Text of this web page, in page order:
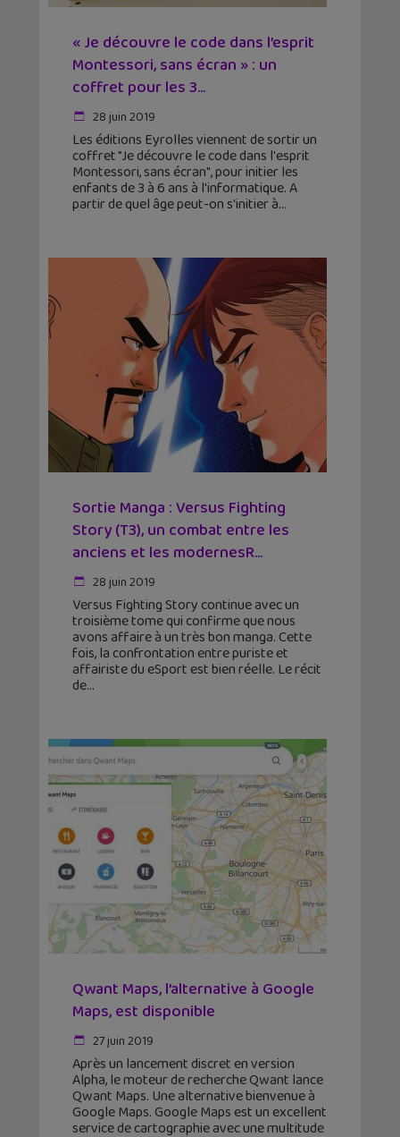
« Je découvre le code dans l’esprit
Montessori, sans écran » : un
coffret pour les 3...
28 juin 2019
Les éditions Eyrolles viennent de sortir un
coffret "Je découvre le code dans l'esprit
Montessori, sans écran", pour initier les
enfants de 3 à 6 ans à l'informatique. A
partir de quel âge peut-on s'initier à
Sortie Manga : Versus Fighting
Story (T3), un combat entre les
anciens et les modernesR...
28 juin 2019
Versus Fighting Story continue avec un
troisième tome qui confirme que nous
avons affaire à un très bon manga. Cette
fois, la confrontation entre puriste et
affairiste du eSport est bien réelle. Le récit
de
Qwant Maps, l’alternative à Google
Maps, est disponible
27 juin 2019
Après un lancement discret en version
Alpha, le moteur de recherche Qwant lance
Qwant Maps. Une alternative bienvenue à
Google Maps. Google Maps est un excellent
service de cartographie avec une multitude